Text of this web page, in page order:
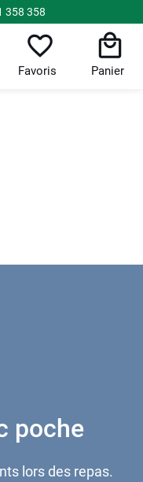
358 358
Favoris Panier
poche
lors des repas.